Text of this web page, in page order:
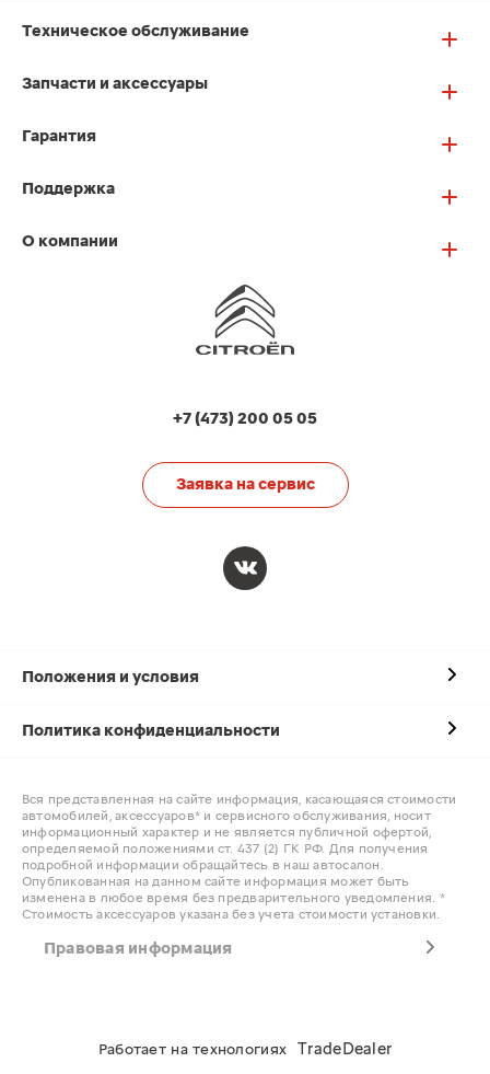
Техническое обслуживание
Запчасти и аксессуары
Гарантия
Поддержка
О компании
+7 (473) 200 05 05
Заявка на сервис
Положения и условия
Политика конфиденциальности
Вся представленная на сайте информация, касающаяся стоимости
автомобилей, аксессуаров* и сервисного обслуживания, носит
информационный характер и не является публичной офертой,
определяемой положениями ст. 437 (2) ГК РФ. Для получения
подробной информации обращайтесь в наш автосалон.
Опубликованная на данном сайте информация может быть
изменена в любое время без предварительного уведомления. *
Стоимость аксессуаров указана без учета стоимости установки.
Правовая информация
Работает на технологиях TradeDealer